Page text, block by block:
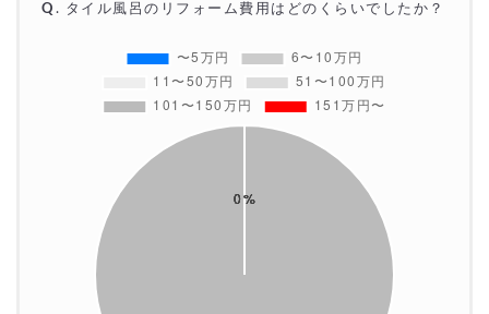
Q . タイル風呂 のリフォーム費用はどのくらいでしたか？